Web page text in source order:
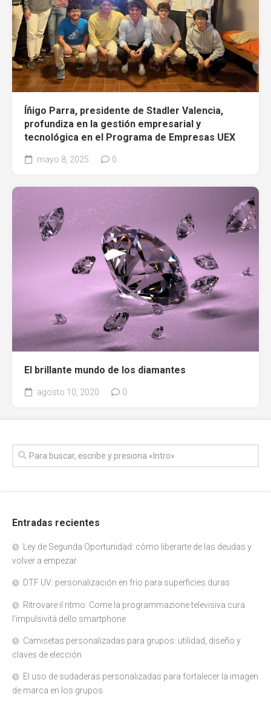
Íñigo Parra, presidente de Stadler Valencia,
profundiza en la gestión empresarial y
tecnológica en el Programa de Empresas UEX
mayo 8, 2025 0
El brillante mundo de los diamantes
agosto 10, 2020 0
Entradas recientes
Ley de Segunda Oportunidad: cómo liberarte de las deudas y
volver a empezar
DTF UV: personalización en frío para superficies duras
Ritrovare il ritmo: Come la programmazione televisiva cura
l’impulsività dello smartphone
Camisetas personalizadas para grupos: utilidad, diseño y
claves de elección
El uso de sudaderas personalizadas para fortalecer la imagen
de marca en los grupos